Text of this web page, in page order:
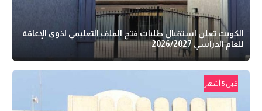
الكويت تعلن استقبال طلبات فتح الملف التعليمي لذوي الإعاقة
للعام الدراسي 2026/2027
قبل 5 أشهر